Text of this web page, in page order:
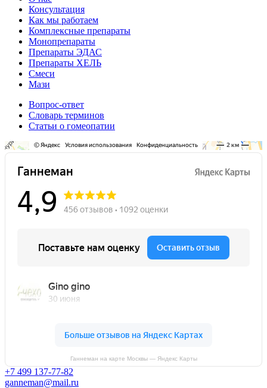
Консультация
Как мы работаем
Комплексные препараты
Монопрепараты
Препараты ЭДАС
Препараты ХЕЛЬ
Смеси
Мази
Вопрос-ответ
Словарь терминов
Статьи о гомеопатии
Ганнеман на карте Москвы — Яндекс Карты
+7 499 137-77-82
ganneman@mail.ru